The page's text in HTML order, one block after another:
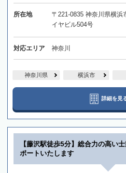
所在地
〒221-0835 神奈川県横浜
イヤビル504号
対応エリア 神奈川
神奈川県 横浜市
詳細を見
【藤沢駅徒歩5分】総合力の高い
ポートいたします